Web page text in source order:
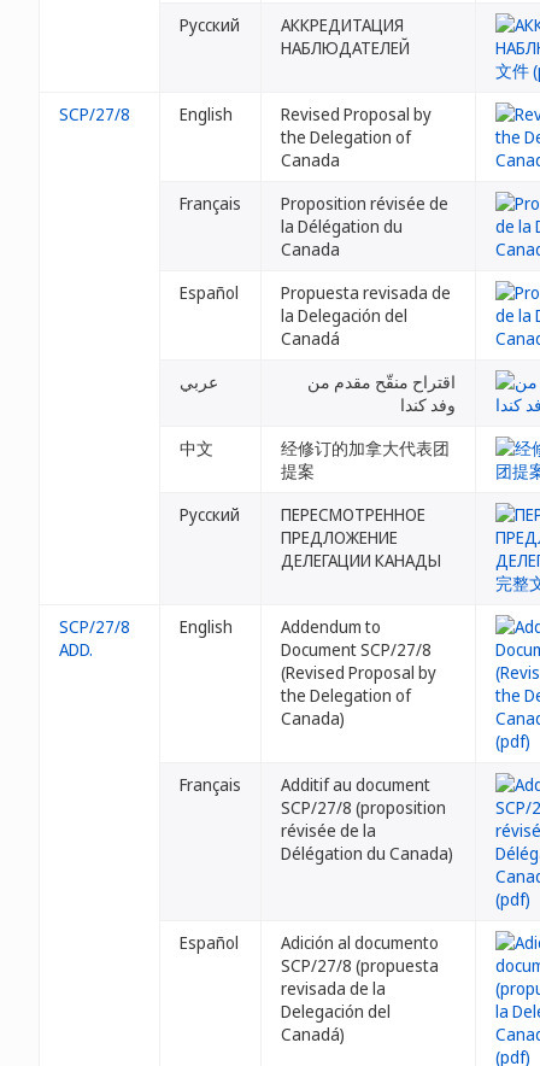
Русский
АККРЕДИТАЦИЯ
НАБЛЮДАТЕЛЕЙ
SCP/27/8 English
Revised Proposal by
the Delegation of
Canada
Français
Proposition révisée de
la Délégation du
Canada
Español
Propuesta revisada de
la Delegación del
Canadá
عربي
اقتراح منقّح مقدم من
وفد كندا
中文
经修订的加拿大代表团
提案
Русский
ПЕРЕСМОТРЕННОЕ
ПРЕДЛОЖЕНИЕ
ДЕЛЕГАЦИИ КАНАДЫ
SCP/27/8
ADD.
English
Addendum to
Document SCP/27/8
(Revised Proposal by
the Delegation of
Canada)
Français
Additif au document
SCP/27/8 (proposition
révisée de la
Délégation du Canada)
Español
Adición al documento
SCP/27/8 (propuesta
revisada de la
Delegación del
Canadá)